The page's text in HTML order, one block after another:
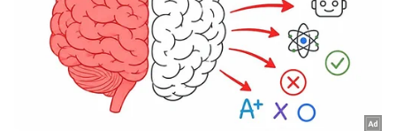
ABOUT THE AUTHOR
Web Desk
ടിവികെ വിജയ് പാർട്ടി തമിഴ്നാട്